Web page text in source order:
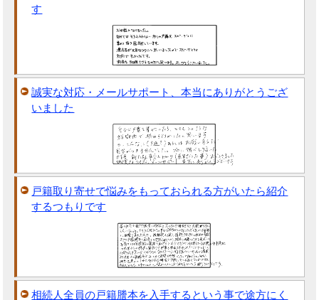
す
誠実な対応・メールサポート、本当にありがとうござ
いました
戸籍取り寄せで悩みをもっておられる方がいたら紹介
するつもりです
相続人全員の戸籍謄本を入手するという事で途方にく